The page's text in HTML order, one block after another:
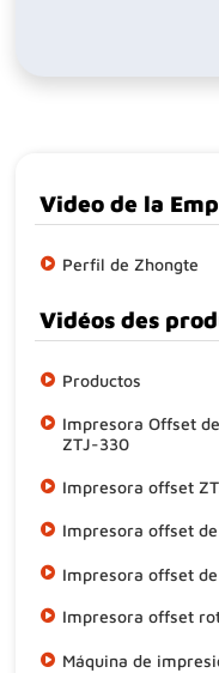
Video de la
Perfil de Zhongte
Vidéos des
Productos
Impresora Offset
ZTJ-330
Impresora offset
Impresora offset
Impresora offset
Impresora offset
Máquina de